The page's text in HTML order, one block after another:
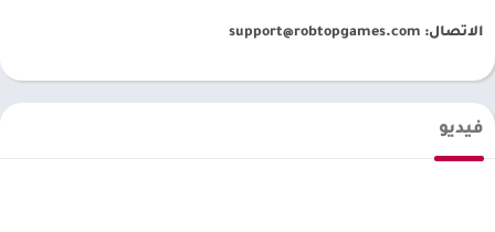
الاتصال: support@robtopgames.com
فيديو